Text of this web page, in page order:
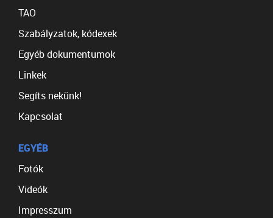
TAO
Szabályzatok, kódexek
Egyéb dokumentumok
Linkek
Segíts nekünk!
Kapcsolat
EGYÉB
Fotók
Videók
Impresszum